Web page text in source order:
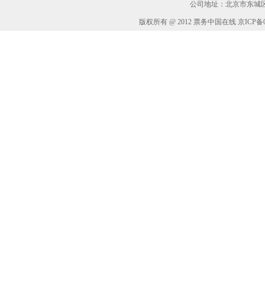
公司地址：北京市东城
版权所有 @ 2012 票务中国在线 京ICP